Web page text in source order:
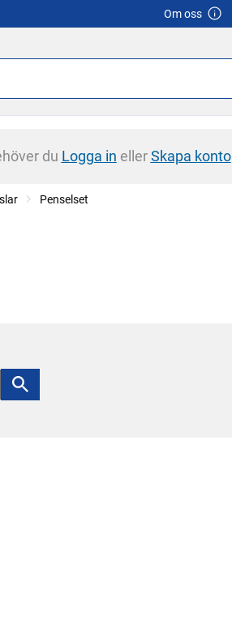
Om oss
du Logga in ellerSkapa konto
Penselset